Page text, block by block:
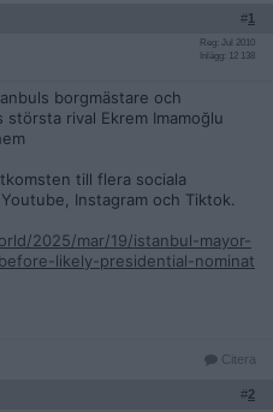
#1
Reg: Jul 2010
Inlägg: 12 138
borgmästare och
rival Ekrem Imamoğlu
till flera sociala
Instagram och Tiktok.
2025/mar/19/istanbul-mayor-
likely-presidential-nominat
Citera
#2